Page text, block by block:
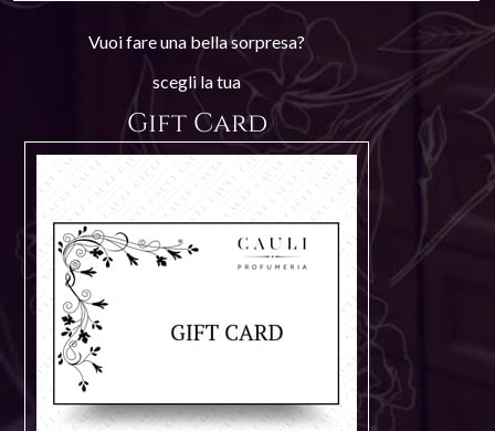
Vuoi fare una bella sorpresa?
scegli la tua
Gift Card